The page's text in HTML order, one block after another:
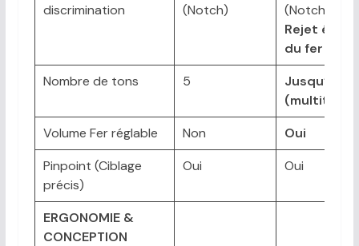
discrimination
(Notch)
(Notch) +
Rejet étalé
du fer
Nombre de tons
5
Jusqu’à 50
(multitons)
Volume Fer réglable
Non
Oui
Pinpoint (Ciblage
précis)
Oui Oui
ERGONOMIE &
CONCEPTION